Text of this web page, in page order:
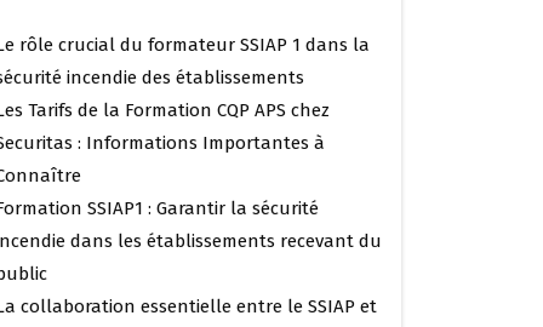
rôle crucial du formateur SSIAP 1 dans la
incendie des établissements
Tarifs de la Formation CQP APS chez
: Informations Importantes à
SSIAP1 : Garantir la sécurité
dans les établissements recevant du
collaboration essentielle entre le SSIAP et